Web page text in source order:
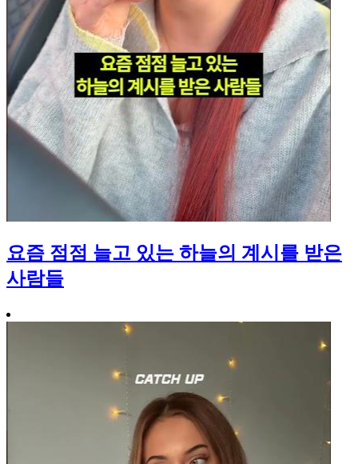
요즘 점점 늘고 있는 하늘의 계시를 받은
사람들